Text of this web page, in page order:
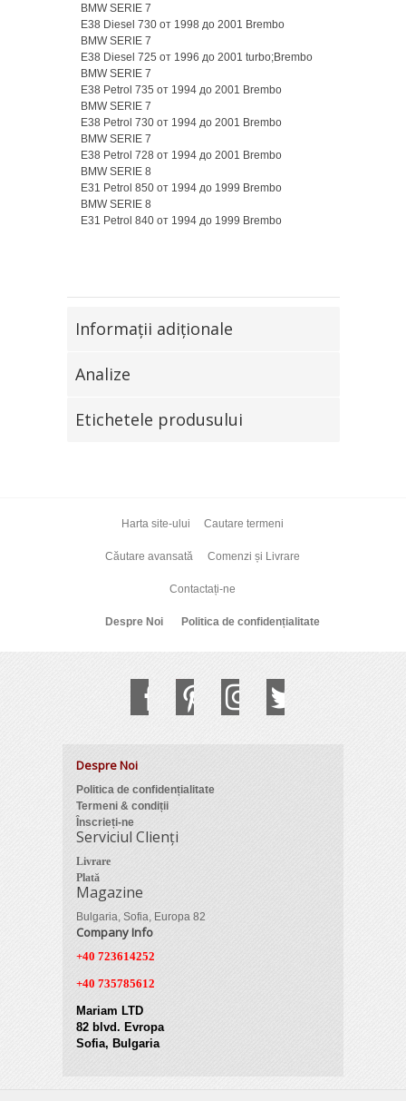
BMW SERIE 7
E38 Diesel 730 от 1998 до 2001 Brembo
BMW SERIE 7
E38 Diesel 725 от 1996 до 2001 turbo;Brembo
BMW SERIE 7
E38 Petrol 735 от 1994 до 2001 Brembo
BMW SERIE 7
E38 Petrol 730 от 1994 до 2001 Brembo
BMW SERIE 7
E38 Petrol 728 от 1994 до 2001 Brembo
BMW SERIE 8
E31 Petrol 850 от 1994 до 1999 Brembo
BMW SERIE 8
E31 Petrol 840 от 1994 до 1999 Brembo
Informaţii adiţionale
Analize
Etichetele produsului
Harta site-ului Cautare termeni
Căutare avansată Comenzi și Livrare
Contactați-ne
Despre Noi Politica de confidențialitate
Despre Noi
Politica de confidențialitate
Termeni & condiții
Înscrieți-ne
Serviciul Clienți
Livrare
Plată
Magazine
Bulgaria, Sofia, Europa 82
Company Info
+40 723614252
+40 735785612
Mariam LTD
82 blvd. Evropa
Sofia, Bulgaria